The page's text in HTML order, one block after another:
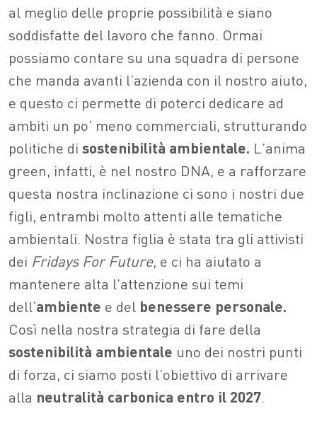
al meglio delle proprie possibilità e siano
soddisfatte del lavoro che fanno. Ormai
possiamo contare su una squadra di persone
che manda avanti l’azienda con il nostro aiuto,
e questo ci permette di poterci dedicare ad
ambiti un po’ meno commerciali, strutturando
politiche di sostenibilità ambientale. L’anima
green, infatti, è nel nostro DNA, e a rafforzare
questa nostra inclinazione ci sono i nostri due
figli, entrambi molto attenti alle tematiche
ambientali. Nostra figlia è stata tra gli attivisti
dei Fridays For Future, e ci ha aiutato a
mantenere alta l’attenzione sui temi
dell’ambiente e del benessere personale.
Così nella nostra strategia di fare della
sostenibilità ambientale uno dei nostri punti
di forza, ci siamo posti l’obiettivo di arrivare
alla neutralità carbonica entro il 2027.